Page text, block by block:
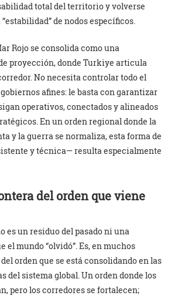
total del territorio y volverse
de nodos específicos.
Rojo se consolida como una
proyección, donde Turkiye articula
No necesita controlar todo el
afines: le basta con garantizar
operativos, conectados y alineados
En un orden regional donde la
y la guerra se normaliza, esta forma de
y técnica— resulta especialmente
del orden que viene
es un residuo del pasado ni una
el mundo “olvidó”. Es, en muchos
orden que se está consolidando en las
del sistema global. Un orden donde los
pero los corredores se fortalecen;